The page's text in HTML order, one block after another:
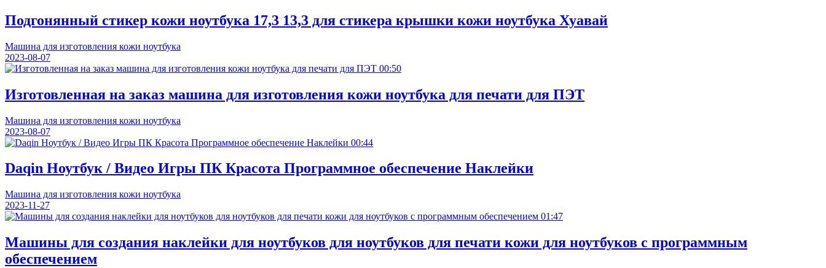
Подгонянный стикер кожи ноутбука 17,3 13,3 для стикера крышки кожи ноутбука Хуавай
Машина для изготовления кожи ноутбука
2023-08-07
00:50
Изготовленная на заказ машина для изготовления кожи ноутбука для печати для ПЭТ
Машина для изготовления кожи ноутбука
2023-08-07
00:44
Daqin Ноутбук / Видео Игры ПК Красота Программное обеспечение Наклейки
Машина для изготовления кожи ноутбука
2023-11-27
01:47
Машины для создания наклейки для ноутбуков для ноутбуков для печати кожи для ноутбуков с программным
обеспечением